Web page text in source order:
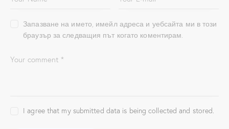
Запазване на името, имейл адреса и уебсайта ми в този
браузър за следващия път когато коментирам.
I agree that my submitted data is being collected and stored.